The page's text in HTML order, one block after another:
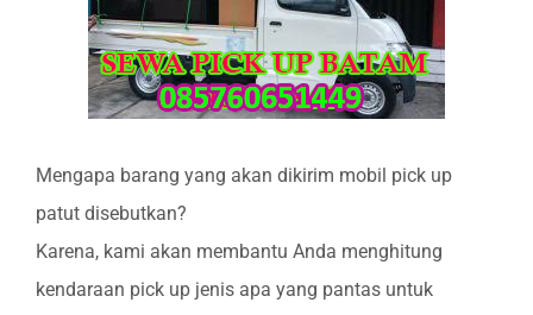
Mengapa barang yang akan dikirim mobil pick up
patut disebutkan?
Karena, kami akan membantu Anda menghitung
kendaraan pick up jenis apa yang pantas untuk